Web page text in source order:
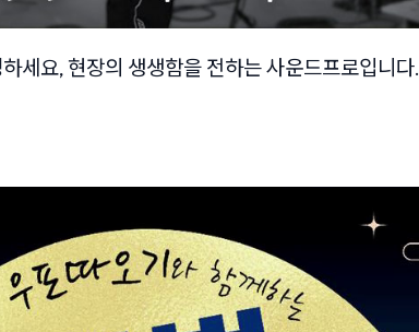
세요, 현장의 생생함을 전하는 사운드프로입니다.